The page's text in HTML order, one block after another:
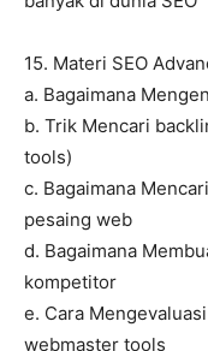
15. Materi SEO
a. Bagaimana
b. Trik Mencari
tools)
c. Bagaimana
pesaing web
d. Bagaimana
kompetitor
e. Cara
webmaster tools